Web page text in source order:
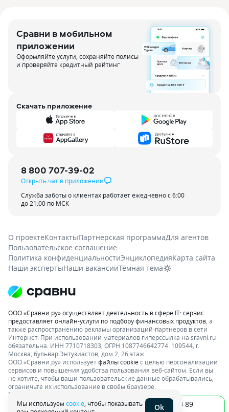
8 800 234 63 89
Сравни в мобильном
приложении
Оформляйте услуги, сохраняйте полисы
и проверяйте кредитный рейтинг
Скачать приложение
8 800 707-39-02
Открыть чат в приложении
Служба заботы о клиентах работает ежедневно с 6:00
до 21:00 по МСК
О проектеКонтактыПартнерская программаДля агентов
Пользовательское соглашение
Политика конфиденциальностиЭнциклопедияКарта сайта
Наши экспертыНаши вакансииТёмная тема
ООО «Сравни.ру» осуществляет деятельность в сфере IT: сервис
предоставляет онлайн-услуги по подбору финансовых продуктов, а
также распространению рекламы организаций-партнеров в сети
Интернет. При использовании материалов гиперссылка на sravni.ru
обязательна. ИНН 7710718303, ОГРН 1087746642774. 109544, г.
Москва, бульвар Энтузиастов, дом 2, 26 этаж.
ООО «Сравни.ру» используетфайлы cookieс целью персонализации
сервисов и повышения удобства пользования веб-сайтом. Если вы
не хотите, чтобы ваши пользовательские данные обрабатывались,
ограничьте их использование в своём браузере.
Подробнее об условиях. Раскрытие информации
Мы используем cookie , чтобы показывать
Ok